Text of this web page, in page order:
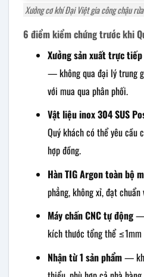
Xưởng cơ khí Đại Việt gia công chậu
6 điểm kiểm chứng trước khi
Xưởng sản xuất trực
— không qua đại lý trung
với mua qua phân phối.
Vật liệu inox 304 SUS
Quý khách có thể yêu cầu
hợp đồng.
Hàn TIG Argon toàn bộ
phẳng, không xỉ, đạt
Máy chấn CNC tự động—
kích thước tổng thể
Nhận từ 1 sản phẩm—